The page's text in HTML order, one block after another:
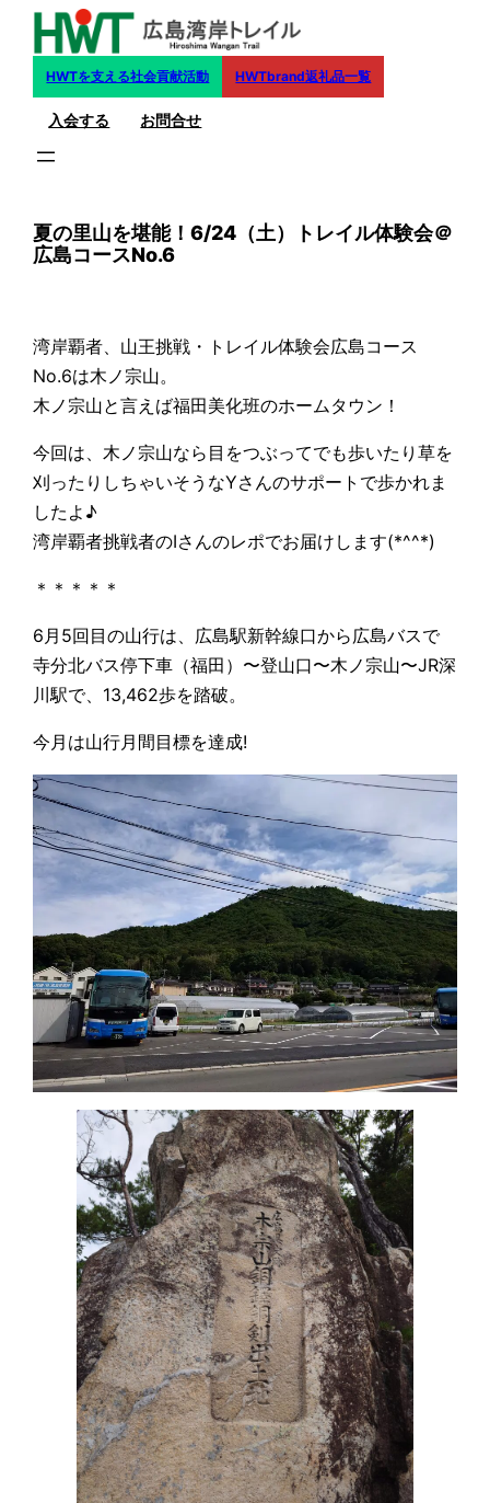
HWTを支える社会貢献活動 HWTbrand返礼品一覧
入会する お問合せ
夏の里山を堪能！6/24（土）トレイル体験会＠
広島コースNo.6
湾岸覇者、山王挑戦・トレイル体験会広島コース
No.6は木ノ宗山。
木ノ宗山と言えば福田美化班のホームタウン！
今回は、木ノ宗山なら目をつぶってでも歩いたり草を
刈ったりしちゃいそうなYさんのサポートで歩かれま
したよ♪
湾岸覇者挑戦者のIさんのレポでお届けします(*^^*)
＊＊＊＊＊
6月5回目の山行は、広島駅新幹線口から広島バスで
寺分北バス停下車（福田）〜登山口〜木ノ宗山〜JR深
川駅で、13,462歩を踏破。
今月は山行月間目標を達成!